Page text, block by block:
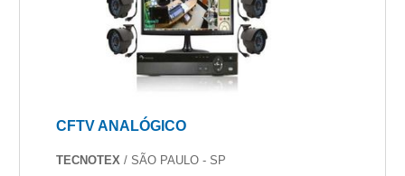
CFTV ANALÓGICO
TECNOTEX / SÃO PAULO - SP